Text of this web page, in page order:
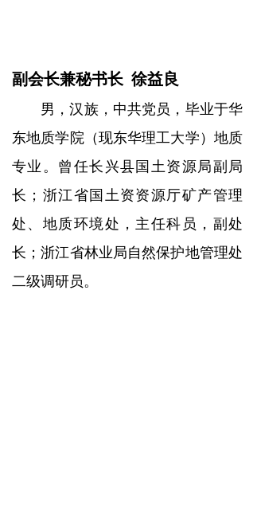
副会长兼秘书长 徐益良
男，汉族，中共党员，毕业于华
东地质学院（现东华理工大学）地质
专业。曾任长兴县国土资源局副局
长；浙江省国土资资源厅矿产管理
处、地质环境处，主任科员，副处
长；浙江省林业局自然保护地管理处
二级调研员。